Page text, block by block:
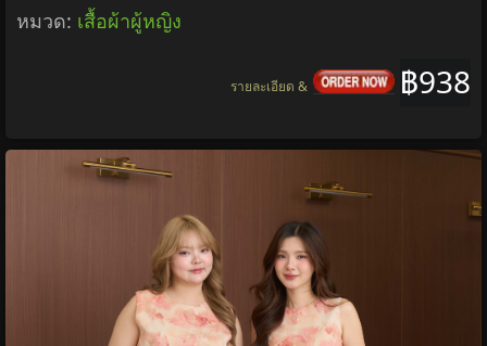
หมวด: เสื้อผ้าผู้หญิง
฿938
รายละเอียด &